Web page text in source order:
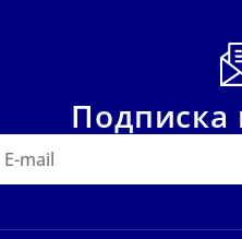
Подписка